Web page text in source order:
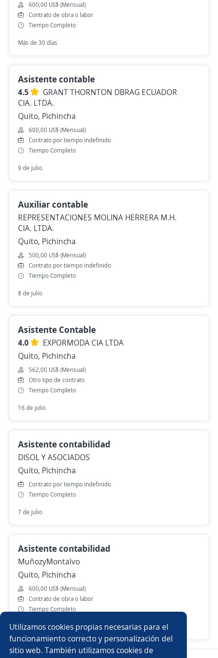
Utilizamos cookies propias necesarias para el
funcionamiento correcto y personalización del
sitio web. También utilizamos cookies de
600,00 US$ (Mensual)
Contrato de obra o labor
Tiempo Completo
Más de 30 días
Asistente contable
4.5
GRANT THORNTON DBRAG ECUADOR
CIA. LTDA.
Quito, Pichincha
600,00 US$ (Mensual)
Contrato por tiempo indefinido
Tiempo Completo
9 de julio
Auxiliar contable
REPRESENTACIONES MOLINA HERRERA M.H.
CIA. LTDA.
Quito, Pichincha
500,00 US$ (Mensual)
Contrato por tiempo indefinido
Tiempo Completo
8 de julio
Asistente Contable
4.0
EXPORMODA CIA LTDA
Quito, Pichincha
562,00 US$ (Mensual)
Otro tipo de contrato
Tiempo Completo
16 de julio
Asistente contabilidad
DISOL Y ASOCIADOS
Quito, Pichincha
Contrato por tiempo indefinido
Tiempo Completo
7 de julio
Asistente contabilidad
MuñozyMontalvo
Quito, Pichincha
600,00 US$ (Mensual)
Contrato de obra o labor
Tiempo Completo
16 de julio